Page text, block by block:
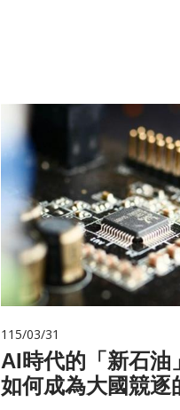
115/03/31
AI時代的「新石油
如何成為大國競逐